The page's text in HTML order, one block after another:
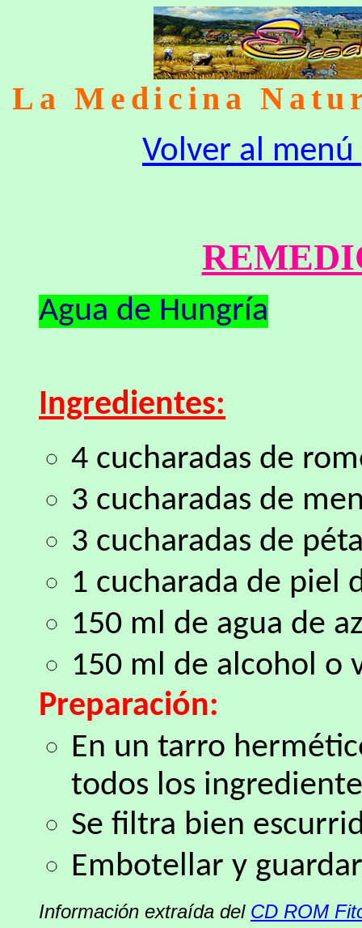
La Medicina
Volver al
Agua de Hungría
Ingredientes:
4 cucharadas de
3 cucharadas de
3 cucharadas de
1 cucharada de piel
150 ml de agua de
150 ml de alcohol o
Preparación:
En un tarro
todos los
Se filtra bien
Embotellar y
Información extraída del CD ROM